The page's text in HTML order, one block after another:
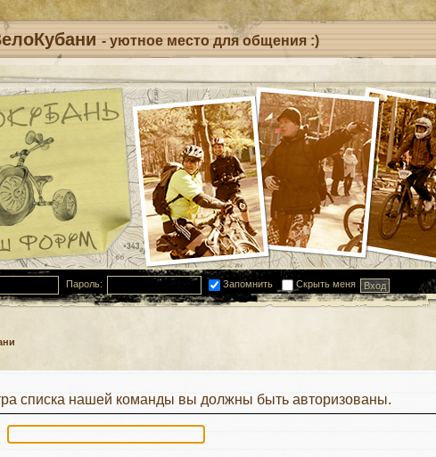
- уютное место для общения :)
Пароль: Запомнить Скрыть меня
списка нашей команды вы должны быть авторизованы.